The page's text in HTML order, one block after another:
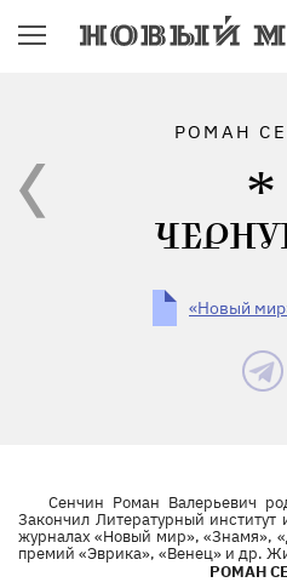
РОМАН
«Новый
Сенчин Роман Валерьевич
Закончил Литературный
журналах «Новый мир», «Знамя»,
премий «Эврика», «Венец» и др.
РОМАН